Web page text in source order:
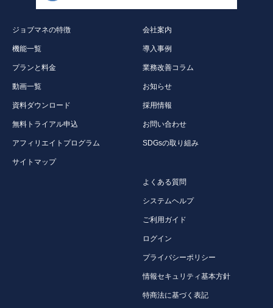
ジョブマネの特徴
機能一覧
プランと料金
動画一覧
資料ダウンロード
無料トライアル申込
アフィリエイトプログラム
サイトマップ
会社案内
導入事例
業務改善コラム
お知らせ
採用情報
お問い合わせ
SDGsの取り組み
よくある質問
システムヘルプ
ご利用ガイド
ログイン
プライバシーポリシー
情報セキュリティ基本方針
特商法に基づく表記